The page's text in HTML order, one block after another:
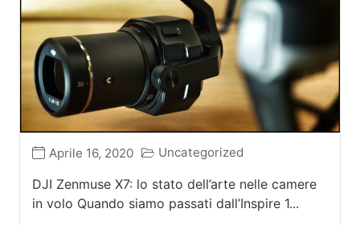
Aprile 16, 2020 Uncategorized
DJI Zenmuse X7: lo stato dell’arte nelle camere
in volo Quando siamo passati dall’Inspire 1...